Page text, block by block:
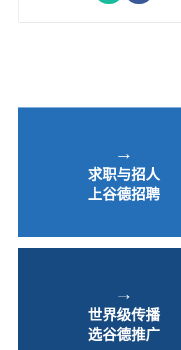
→
求职与招人
上谷德招聘
→
世界级传播
选谷德推广